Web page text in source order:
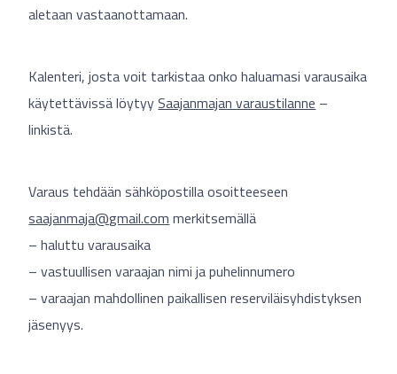
aletaan vastaanottamaan.
Kalenteri, josta voit tarkistaa onko haluamasi varausaika
käytettävissä löytyySaajanmajan varaustilanne –
linkistä.
Varaus tehdään sähköpostilla osoitteeseen
saajanmaja@gmail.com merkitsemällä
– haluttu varausaika
– vastuullisen varaajan nimi ja puhelinnumero
– varaajan mahdollinen paikallisen reserviläisyhdistyksen
jäsenyys.